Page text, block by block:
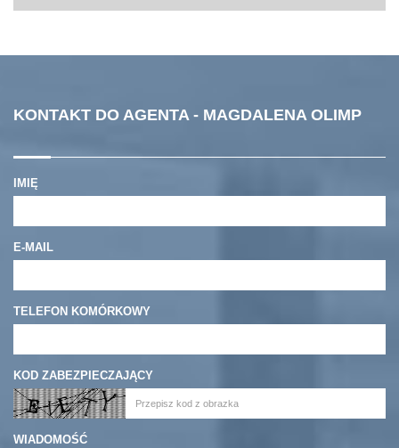
KONTAKT DO AGENTA - MAGDALENA OLIMP
IMIĘ
E-MAIL
TELEFON KOMÓRKOWY
KOD ZABEZPIECZAJĄCY
WIADOMOŚĆ